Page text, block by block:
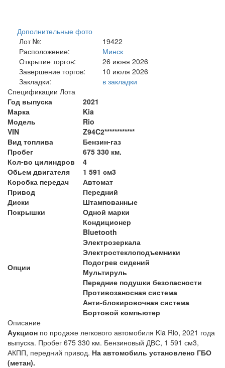
Дополнительные фото
Лот №:
19422
Расположение:
Минск
Открытие торгов:
26 июня 2026
Завершение торгов:
10 июля 2026
Закладки:
в закладки
Спецификации Лота
Год выпуска
2021
Марка
Kia
Модель
Rio
VIN
Z94C2************
Вид топлива
Бензин-газ
Пробег
675 330 км.
Кол-во цилиндров
4
Обьем двигателя
1 591 см3
Коробка передач
Автомат
Привод
Передний
Диски
Штампованные
Покрышки
Одной марки
Опции
Кондиционер
Bluetooth
Электрозеркала
Электростеклоподъемники
Подогрев сидений
Мультируль
Передние подушки безопасности
Противозаносная система
Анти-блокировочная система
Бортовой компьютер
Описание
Аукцион по продаже легкового автомобиля Kia Rio, 2021 года
выпуска. Пробег 675 330 км. Бензиновый ДВС, 1 591 см3,
АКПП, передний привод. На автомобиль установлено ГБО
(метан).